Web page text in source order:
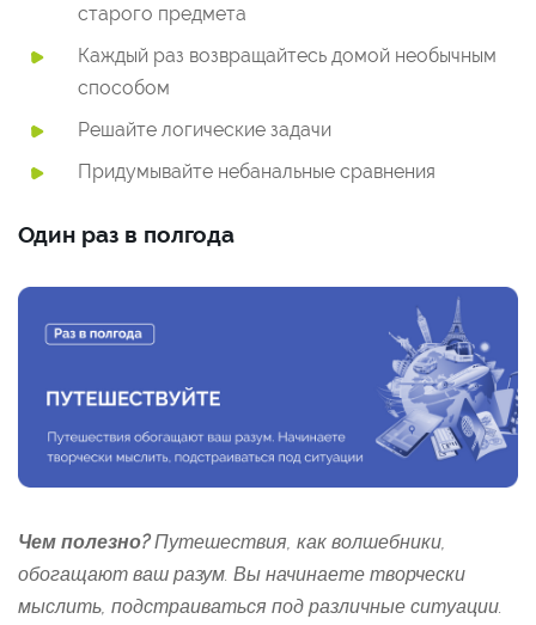
старого предмета
Каждый раз возвращайтесь домой необычным
способом
Решайте логические задачи
Придумывайте небанальные сравнения
Один раз в полгода
Чем полезно?Путешествия, как волшебники,
обогащают ваш разум. Вы начинаете творчески
мыслить, подстраиваться под различные ситуации.